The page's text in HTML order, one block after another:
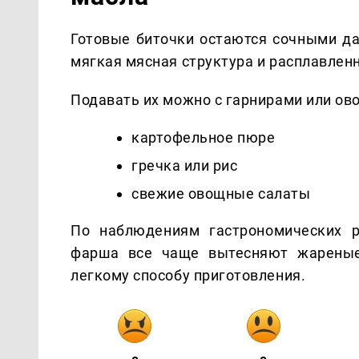
Готовые биточки остаются сочными
мягкая мясная структура и
Подавать их можно с гарнирами или
картофельное пюре
гречка или рис
свежие овощные салаты
По наблюдениям гастрономических
фарша все чаще вытесняют
легкому способу приготовления.